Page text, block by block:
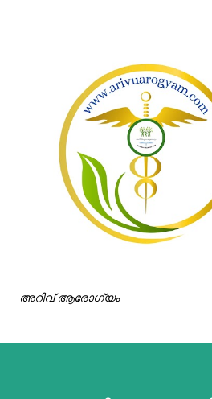
അറിവ് ആരോഗ്യം